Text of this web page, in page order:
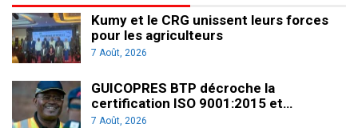
Kumy et le CRG unissent leurs forces
pour les agriculteurs
7 Août, 2026
GUICOPRES BTP décroche la
certification ISO 9001:2015 et…
7 Août, 2026